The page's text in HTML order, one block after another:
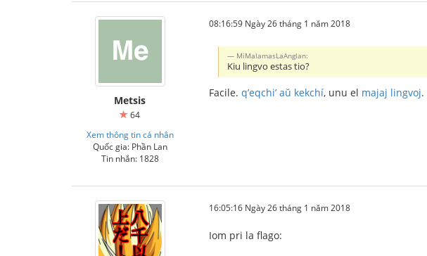
Metsis
64
Xem thông tin cá nhân
Quốc gia: Phần Lan
Tin nhắn: 1828
08:16:59 Ngày 26 tháng 1 năm 2018
MiMalamasLaAnglan:
Kiu lingvo estas tio?
Facile. q’eqchi’ aŭ kekchí, unu el majaj lingvoj.
16:05:16 Ngày 26 tháng 1 năm 2018
Iom pri la flago: